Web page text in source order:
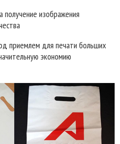
изображения
приемлем для печати больших
экономию